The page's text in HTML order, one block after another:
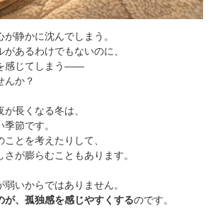
静かに沈んでしまう。
あるわけでもないのに、
感じてしまう——
んか？
長くなる冬は、
節です。
とを考えたりして、
が膨らむこともあります。
いからではありません。
が、孤独感を感じやすくするのです。